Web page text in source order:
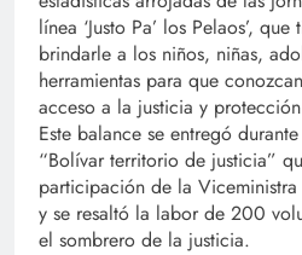
línea ‘Justo Pa’ los Pelaos’,
brindarle a los niños, niñas,
herramientas para que
acceso a la justicia y
Este balance se entregó
“Bolívar territorio de justicia”
participación de la
y se resaltó la labor de 200
el sombrero de la justicia.